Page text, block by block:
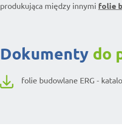
produkująca między innymi folie
dokumenty do
folie budowlane ERG -